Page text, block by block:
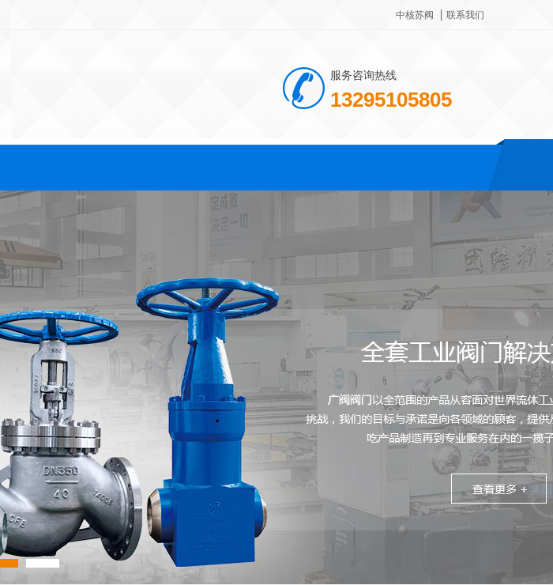
中核苏阀 联系我们
服务咨询热线
13295105805